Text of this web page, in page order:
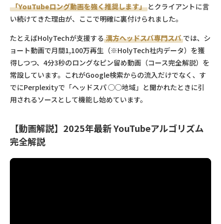
「YouTubeロング動画を強く推奨します」 とクライアントに言
い続けてきた理由が、ここで明確に裏付けられました。
たとえばHolyTechが支援する 漢方ヘッドスパ専門スパ では、シ
ョート動画で月間1,100万再生（※HolyTech社内データ）を獲
得しつつ、4分3秒のロングなピン留め動画（コース完全解説）を
常設しています。これがGoogle検索からの流入だけでなく、す
でにPerplexityで「ヘッドスパ ◯◯地域」と聞かれたときに引
用されるソースとして機能し始めています。
【動画解説】2025年最新 YouTubeアルゴリズム
完全解説